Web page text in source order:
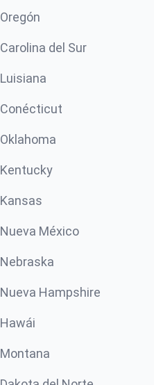
Oregón
Carolina del Sur
Luisiana
Conécticut
Oklahoma
Kentucky
Kansas
Nueva México
Nebraska
Nueva Hampshire
Hawái
Montana